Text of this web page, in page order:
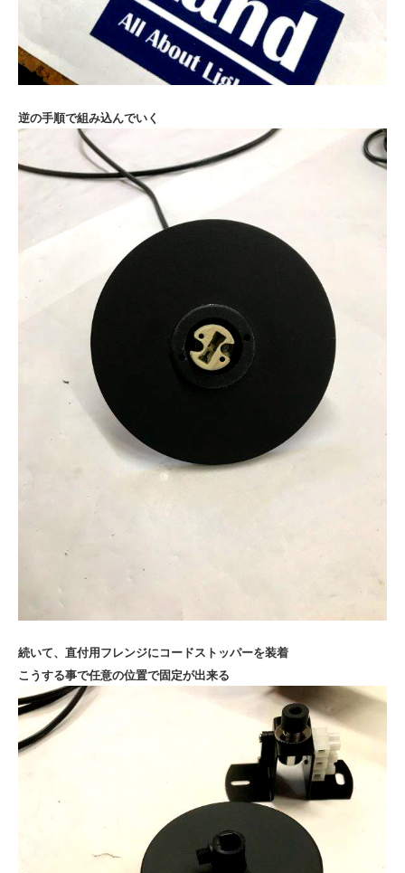
逆の手順で組み込んでいく
続いて、直付用フレンジにコードストッパーを装着
こうする事で任意の位置で固定が出来る